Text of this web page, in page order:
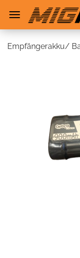
Empfängerakku/